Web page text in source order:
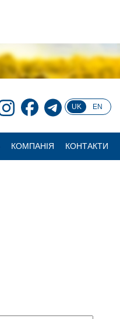
UK EN
КОМПАНІЯ КОНТАКТИ